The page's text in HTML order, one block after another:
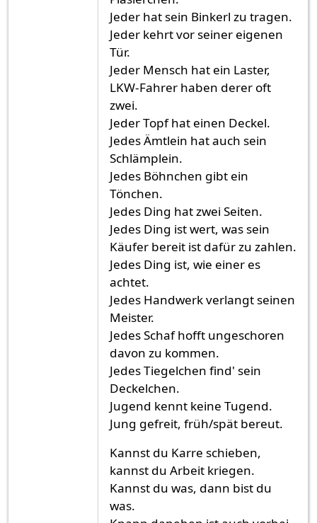
Jeder hat sein Binkerl zu tragen.
Jeder kehrt vor seiner eigenen
Tür.
Jeder Mensch hat ein Laster,
LKW-Fahrer haben derer oft
zwei.
Jeder Topf hat einen Deckel.
Jedes Ämtlein hat auch sein
Schlämplein.
Jedes Böhnchen gibt ein
Tönchen.
Jedes Ding hat zwei Seiten.
Jedes Ding ist wert, was sein
Käufer bereit ist dafür zu zahlen.
Jedes Ding ist, wie einer es
achtet.
Jedes Handwerk verlangt seinen
Meister.
Jedes Schaf hofft ungeschoren
davon zu kommen.
Jedes Tiegelchen find' sein
Deckelchen.
Jugend kennt keine Tugend.
Jung gefreit, früh/spät bereut.
Kannst du Karre schieben,
kannst du Arbeit kriegen.
Kannst du was, dann bist du
was.